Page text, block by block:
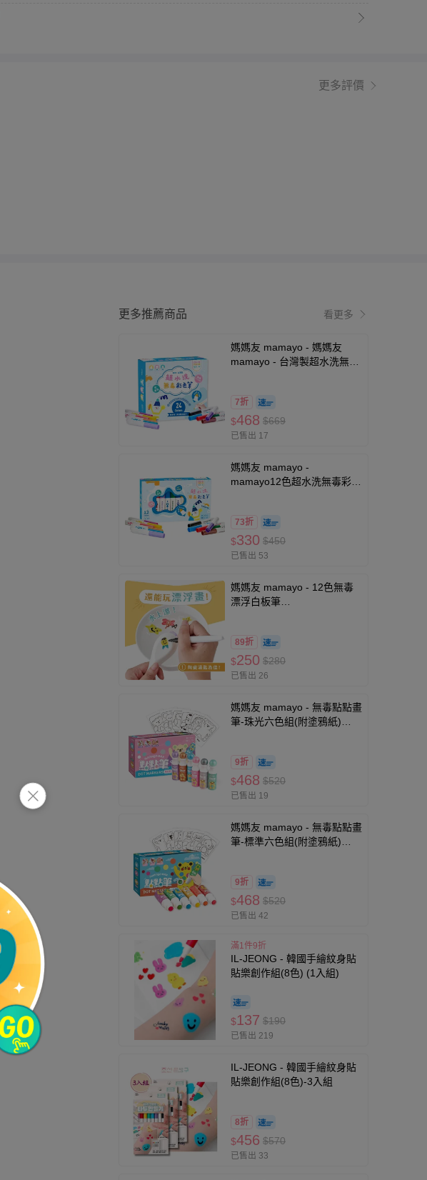
更多評價
更多推薦商品 看更多
媽媽友 mamayo - 媽媽友
mamayo - 台灣製超水洗無毒
7折
$468 $669
已售出 17
媽媽友 mamayo -
mamayo12色超水洗無毒彩色
73折
$330 $450
已售出 53
媽媽友 mamayo - 12色無毒
漂浮白板筆
89折
$250 $280
已售出 26
媽媽友 mamayo - 無毒點點畫
筆-珠光六色組(附塗鴉紙)
9折
$468 $520
已售出 19
媽媽友 mamayo - 無毒點點畫
筆-標準六色組(附塗鴉紙)
9折
$468 $520
已售出 42
滿1件9折
IL-JEONG - 韓國手繪紋身貼
貼樂創作組(8色) (1入組)
$137 $190
已售出 219
IL-JEONG - 韓國手繪紋身貼
貼樂創作組(8色)-3入組
8折
$456 $570
已售出 33